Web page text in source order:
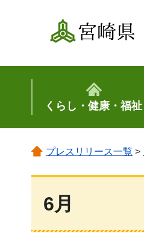
宮崎県
くらし・健康・福祉
プレスリリース一覧 >
6月